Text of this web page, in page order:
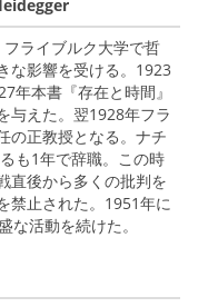
ライブルク大学で哲
な影響を受ける。1923
年本書『存在と時間』
与えた。翌1928年フラ
の正教授となる。ナチ
も1年で辞職。この時
直後から多くの批判を
禁止された。1951年に
な活動を続けた。